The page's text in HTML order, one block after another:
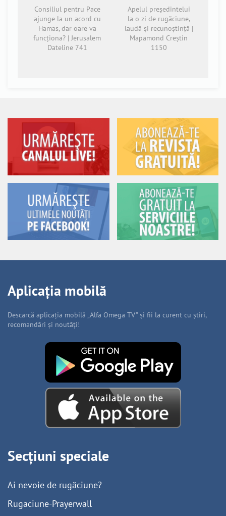
Consiliul pentru Pace
ajunge la un acord cu
Hamas, dar oare va
funcționa? | Jerusalem
Dateline 741
Apelul președintelui
la o zi de rugăciune,
laudă și recunoștință |
Mapamond Creștin
1150
Aplicația mobilă
Descarcă aplicația mobilă „Alfa Omega TV” și fii la curent cu știri,
recomandări și noutăți!
Secțiuni speciale
Ai nevoie de rugăciune?
Rugaciune-Prayerwall